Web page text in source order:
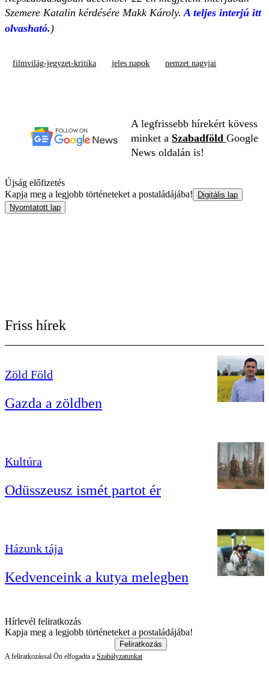
Szemere Katalin kérdésére Makk Károly. A teljes interjú itt
olvasható. )
filmvilág-jegyzet-kritika jeles napok nemzet nagyjai
A legfrissebb hírekért kövess
minket a Szabadföld Google
News oldalán is!
Újság előfizetés
Kapja meg a legjobb történeteket a postaládájába!
Digitális lap
Nyomtatott lap
Friss hírek
Zöld Föld
Gazda a zöldben
Kultúra
Odüsszeusz ismét partot ér
Házunk tája
Kedvenceink a kutya melegben
Hírlevél feliratkozás
Kapja meg a legjobb történeteket a postaládájába!
Feliratkozás
A feliratkozással Ön elfogadta a Szabályzatunkat